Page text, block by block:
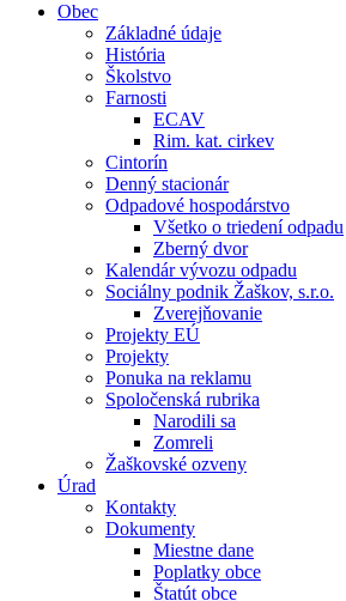
Obec
Základné údaje
História
Školstvo
Farnosti
ECAV
Rim. kat. cirkev
Cintorín
Denný stacionár
Odpadové hospodárstvo
Všetko o triedení odpadu
Zberný dvor
Kalendár vývozu odpadu
Sociálny podnik Žaškov, s.r.o.
Zverejňovanie
Projekty EÚ
Projekty
Ponuka na reklamu
Spoločenská rubrika
Narodili sa
Zomreli
Žaškovské ozveny
Úrad
Kontakty
Dokumenty
Miestne dane
Poplatky obce
Štatút obce